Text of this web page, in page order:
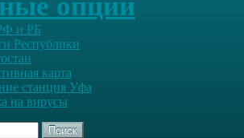
и РБ
Республики
карта
станция Уфа
на вирусы
Поиск